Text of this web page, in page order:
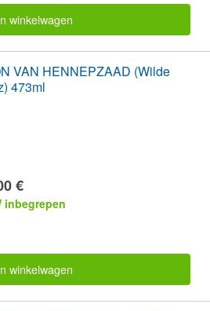
winkelwagen
VAN HENNEPZAAD (Wilde
473ml
€
inbegrepen
winkelwagen